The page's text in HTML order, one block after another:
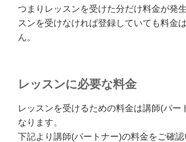
つまりレッスンを受けた分だけ料金が発
スンを受けなければ登録していても料金
ん。
レッスンに必要な料金
レッスンを受けるための料金は講師(パー
なります。
下記より講師(パートナー)の料金をご確認